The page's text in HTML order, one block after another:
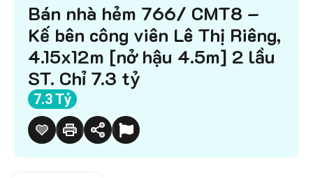
Bán nhà hẻm 766/ CMT8 –
Kế bên công viên Lê Thị Riêng,
4.15x12m [nở hậu 4.5m] 2 lầu
ST. Chỉ 7.3 tỷ
7.3 Tỷ